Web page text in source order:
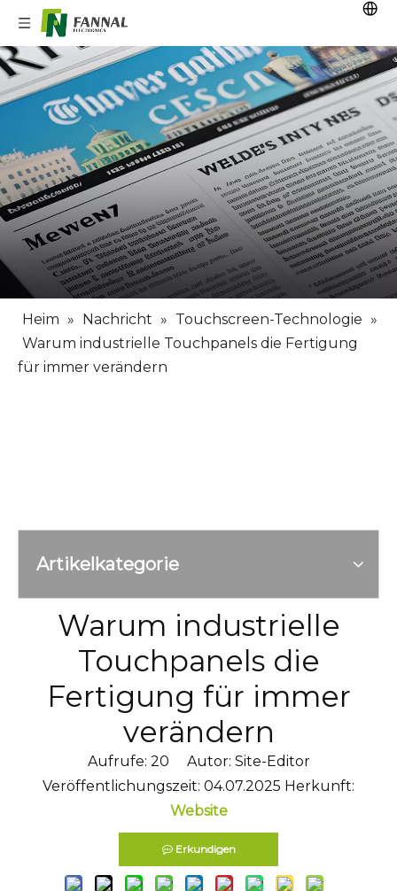
Heim » Nachricht » Touchscreen-Technologie »
Warum industrielle Touchpanels die Fertigung
für immer verändern
Artikelkategorie
Warum industrielle
Touchpanels die
Fertigung für immer
verändern
Aufrufe: 20 Autor: Site-Editor
Veröffentlichungszeit: 04.07.2025 Herkunft:
Website
Erkundigen